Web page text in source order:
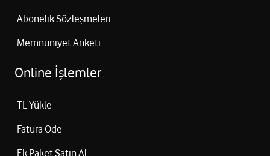
Abonelik Sözleşmeleri
Memnuniyet Anketi
Online İşlemler
TL Yükle
Fatura Öde
Ek Paket Satın Al